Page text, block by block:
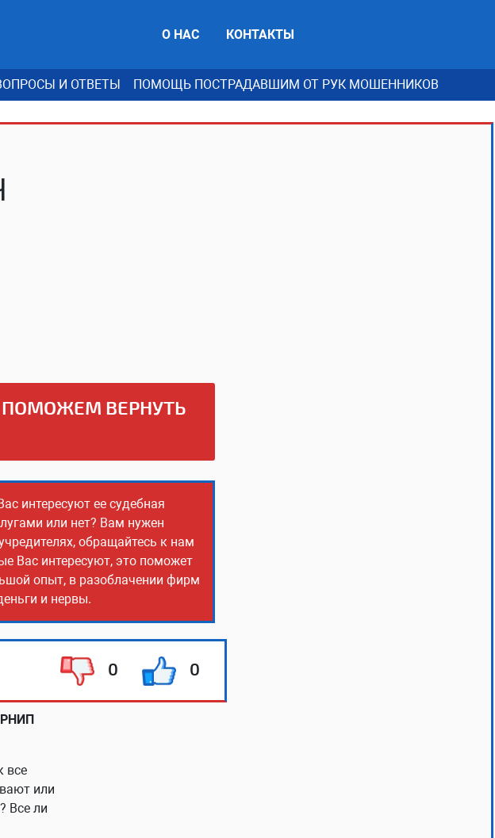
О НАС КОНТАКТЫ
И ОТВЕТЫ
ПОМОЩЬ ПОСТРАДАВШИМ ОТ РУК МОШЕННИКОВ
ВЕРНУТЬ
интересуют ее судебная
или нет? Вам нужен
обращайтесь к нам
Вас интересуют, это поможет
опыт, в разоблачении фирм
и нервы.
0 0
все
или
Все ли